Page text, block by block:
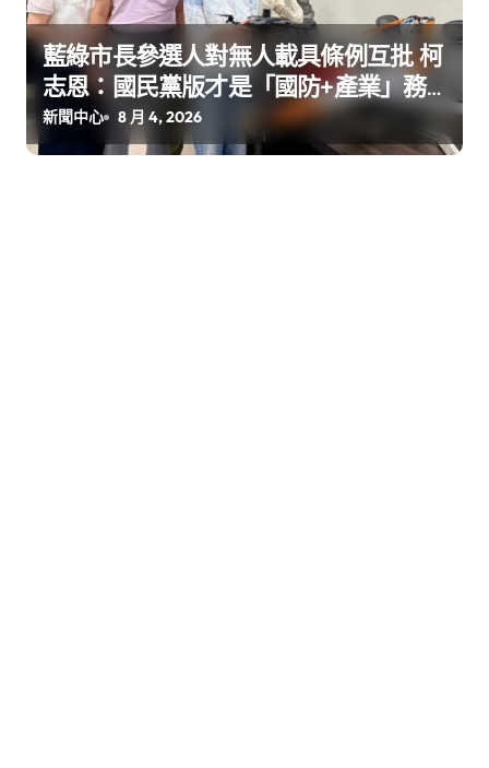
藍綠市長參選人對無人載具條例互批 柯
志恩：國民黨版才是「國防+產業」務
實版
新聞中心 8 月 4, 2026